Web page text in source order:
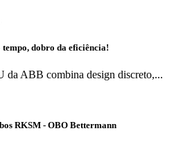
dobro da eficiência!
da ABB combina design discreto,...
RKSM - OBO Bettermann